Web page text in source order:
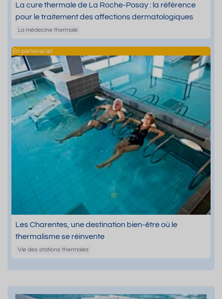
La cure thermale de La Roche-Posay : la référence
pour le traitement des affections dermatologiques
La médecine thermale
Les Charentes, une destination bien-être où le
thermalisme se réinvente
Vie des stations thermales